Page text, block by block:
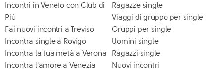
Incontri in Veneto con Club di
Più
Fai nuovi incontri a Treviso
Incontra single a Rovigo
Incontra la tua metà a Verona
Incontra l'amore a Venezia
Ragazze single
Viaggi di gruppo per single
Gruppi per single
Uomini single
Ragazzi single
Nuovi incontri